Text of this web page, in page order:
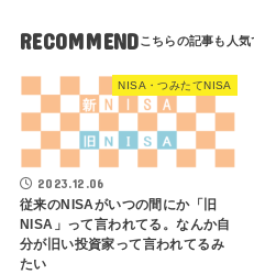
RECOMMEND
NISA・つみたてNISA
2023.12.06
従来のNISAがいつの間にか「旧
NISA」って言われてる。なんか自
分が旧い投資家って言われてるみ
たい